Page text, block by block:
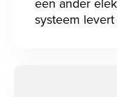
systeem